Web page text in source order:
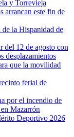
y Torrevieja
arrancan este fin de
de la Hispanidad de
del 12 de agosto con
desplazamientos
que la movilidad
ferial de
por el incendio de
Mazarrón
Deportivo 2026